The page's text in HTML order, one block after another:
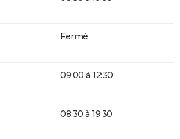
Fermé
09:00 à 12:30
08:30 à 19:30